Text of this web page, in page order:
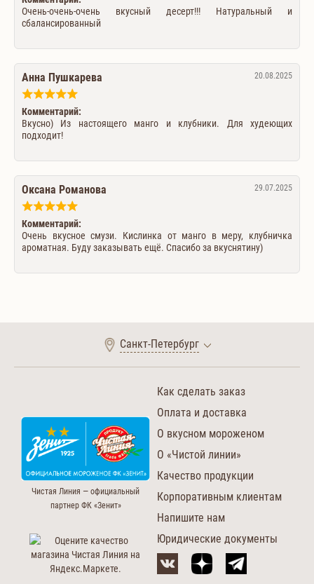
Очень-очень-очень вкусный десерт!!! Натуральный и
сбалансированный
20.08.2025
Анна Пушкарева
Комментарий:
Вкусно) Из настоящего манго и клубники. Для худеющих
подходит!
29.07.2025
Оксана Романова
Комментарий:
Очень вкусное смузи. Кислинка от манго в меру, клубничка
ароматная. Буду заказывать ещё. Спасибо за вкуснятину)
Санкт-Петербург
Чистая Линия — официальный
партнер ФК «Зенит»
Как сделать заказ
Оплата и доставка
О вкусном мороженом
О «Чистой линии»
Качество продукции
Корпоративным клиентам
Напишите нам
Юридические документы